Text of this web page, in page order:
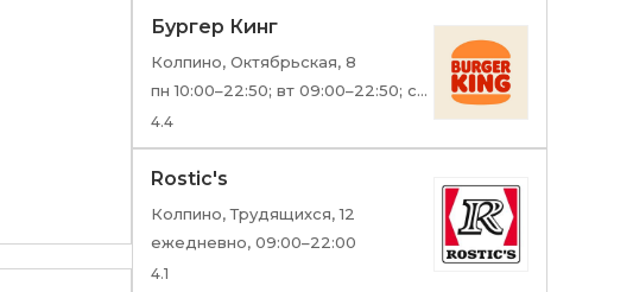
Бургер Кинг
Колпино, Октябрьская, 8
пн 10:00–22:50; вт 09:00–22:50; ср 10:00–22:50; чт,пт 09:00–22:50; сб 10:00–22:50; вс 09:00–22:50
4.4
Rostic's
Колпино, Трудящихся, 12
ежедневно, 09:00–22:00
4.1